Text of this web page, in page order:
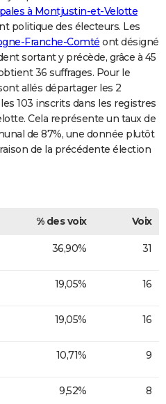
à Montjustin-et-Velotte
politique des électeurs. Les
Franche-Comté ont désigné
sortant y précède, grâce à 45
36 suffrages. Pour le
allés départager les 2
103 inscrits dans les registres
Cela représente un taux de
de 87%, une donnée plutôt
de la précédente élection
% des voix
Voix
36,90% 31
19,05% 16
19,05% 16
10,71% 9
9,52% 8